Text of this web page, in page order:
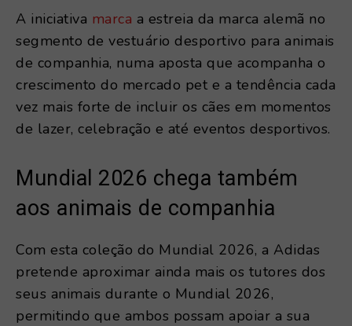
A iniciativa marca a estreia da marca alemã no
segmento de vestuário desportivo para animais
de companhia, numa aposta que acompanha o
crescimento do mercado pet e a tendência cada
vez mais forte de incluir os cães em momentos
de lazer, celebração e até eventos desportivos.
Mundial 2026 chega também
aos animais de companhia
Com esta coleção do Mundial 2026, a Adidas
pretende aproximar ainda mais os tutores dos
seus animais durante o Mundial 2026,
permitindo que ambos possam apoiar a sua